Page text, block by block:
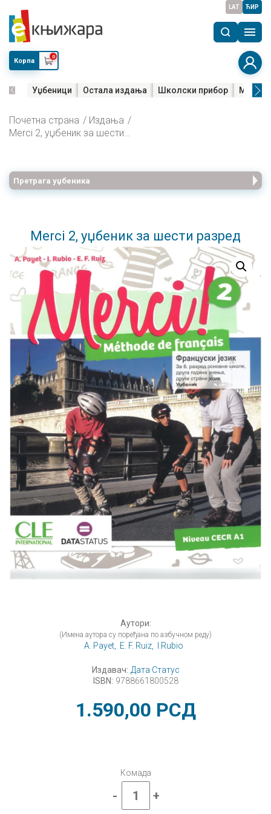
LAT ЋИР
Корпа
0
Уџбеници Остала издања Школски прибор Мала
Почетна страна
Издања
Merci 2, уџбеник за шести разред
Претрага уџбеника
Merci 2, уџбеник за шести разред
Аутори:
(Имена аутора су поређана по азбучном реду)
A. Payet, E. F. Ruiz, I.Rubio
Издавач: Дата Статус
ISBN: 9788661800528
1.590,00 РСД
Комада
-
Merci
+